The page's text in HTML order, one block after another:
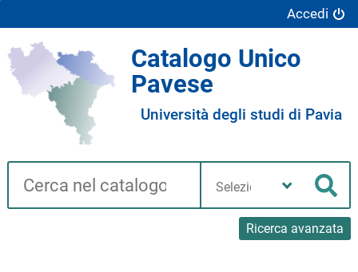
Accedi
Catalogo Unico
Pavese
Università degli studi di Pavia
Cerca su "Catalogo"
Ricerca avanzata
biblioteca